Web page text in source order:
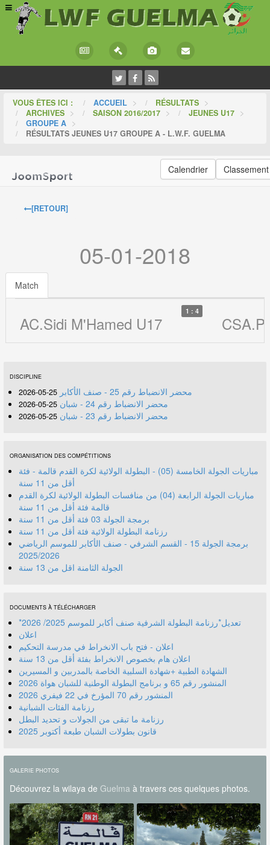
VOUS ÊTES ICI : ACCUEIL > RÉSULTATS >
ARCHIVES > SAISON 2016/2017 > JEUNES U17 >
GROUPE A >
RÉSULTATS JEUNES U17 GROUPE A - L.W.F. GUELMA
Calendrier Classement
[RETOUR]
05-01-2018
Match
AC.Sidi M'Hamed U17
1 : 4
DISCIPLINE
محضر الانضباط رقم 25 - صنف الأكابر 25-05-2026
محضر الانضباط رقم 24 - شبان 25-05-2026
محضر الانضباط رقم 23 - شبان 25-05-2026
ORGANISATION DES COMPÉTITIONS
مباريات الجولة الخامسة (05) - البطولة الولائية لكرة القدم قالمة - فئة
أقل من 11 سنة
مباريات الجولة الرابعة (04) من منافسات البطولة الولائية لكرة القدم
قالمة فئة أقل من 11 سنة
برمجة الجولة 03 فئة أقل من 11 سنة
رزنامة البطولة الولائية فئة أقل من 11 سنة
برمجة الجولة 15 - القسم الشرفي - صنف الأكابر للموسم الرياضي
2025/2026
الجولة الثامنة اقل من 13 سنة
DOCUMENTS À TÉLÉCHARGER
*تعديل*رزنامة البطولة الشرفية صنف أكابر للموسم 2025/ 2026
اعلان
اعلان - فتح باب الانخراط في مدرسة التحكيم
اعلان هام بخصوص الانخراط بفئة أقل من 13 سنة
الشهادة الطبية +شهادة السلبية الخاصة بالمدربين و المسيرين
المنشور رقم 70 المؤرخ في 22 فيفري 2026
رزنامة الفئات الشبانية
رزنامة ما تبقى من الجولات و تحديد البطل
قانون بطولات الشبان طبعة أكتوبر 2025
GALERIE PHOTOS
Découvrez la wilaya de Guelmaà travers ces quelques photos.